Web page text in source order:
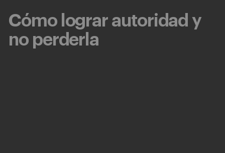
Cómo lograr autoridad y
no perderla